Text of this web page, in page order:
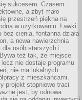
sukcesem. Czasem
a zbyt mało
przestrzeń piękna na
w użytkowaniu. Ławki
bez cienia, fontanna działa
a nowa nawierzchnia
dla osób starszych i
też tak, że miejsce
nie dostaje programu
nie ma lokalnych
z mieszkańcami.
projekt stopniowo traci
jest, by odnowa